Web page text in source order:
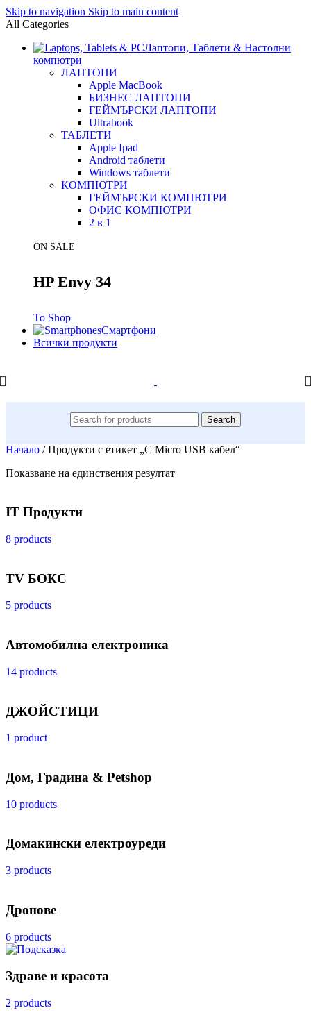
Skip to navigation Skip to main content
All Categories
Лаптопи, Таблети & Настолни
компютри
ЛАПТОПИ
Apple MacBook
БИЗНЕС ЛАПТОПИ
ГЕЙМЪРСКИ ЛАПТОПИ
Ultrabook
ТАБЛЕТИ
Apple Ipad
Android таблети
Windows таблети
КОМПЮТРИ
ГЕЙМЪРСКИ КОМПЮТРИ
ОФИС КОМПЮТРИ
2 в 1
ON SALE
HP Envy 34
To Shop
Смартфони
Всички продукти
Search
Начало / Продукти с етикет „С Micro USB кабел“
Показване на единствения резултат
IT Продукти
8 products
TV БОКС
5 products
Автомобилна електроника
14 products
ДЖОЙСТИЦИ
1 product
Дом, Градина & Petshop
10 products
Домакински електроуреди
3 products
Дронове
6 products
Здраве и красота
2 products